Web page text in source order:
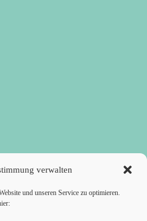
verwalten
und unseren Service zu optimieren.